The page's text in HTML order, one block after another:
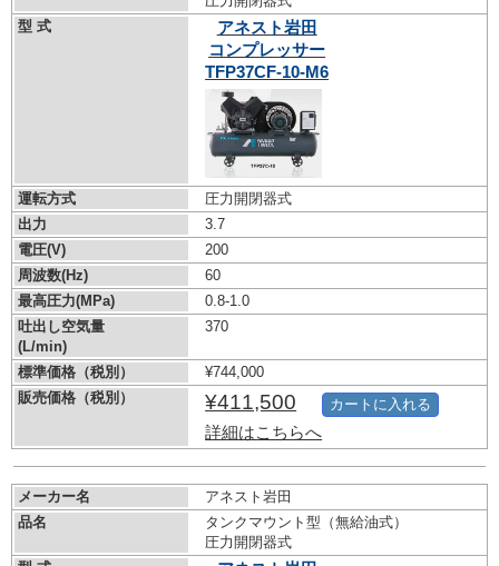
型 式
アネスト岩田
コンプレッサー
TFP37CF-10-M6
運転方式
圧力開閉器式
出力
3.7
電圧(V)
200
周波数(Hz)
60
最高圧力(MPa)
0.8-1.0
吐出し空気量
(L/min)
370
標準価格（税別）
¥744,000
販売価格（税別）
¥411,500
詳細はこちらへ
カートに入れる
メーカー名
アネスト岩田
品名
タンクマウント型（無給油式）
圧力開閉器式